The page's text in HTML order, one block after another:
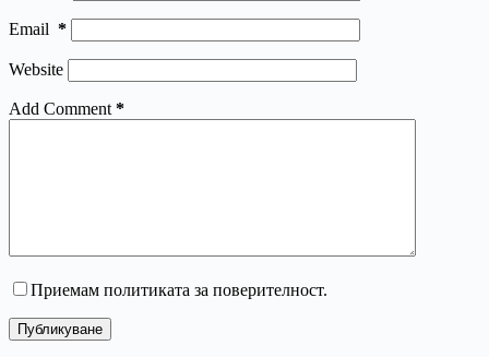
Email *
Website
Add Comment *
Приемам политиката за поверителност.
Публикуване